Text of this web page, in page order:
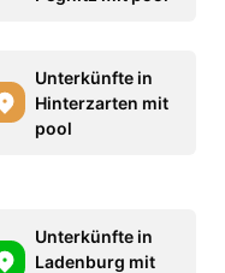
Unterkünfte in
Hinterzarten mit
pool
Unterkünfte in
Ladenburg mit